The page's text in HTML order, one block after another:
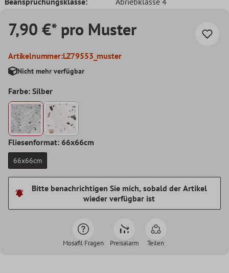
7,90 €* pro Muster
Artikelnummer:LZ79553_muster
Nicht mehr verfügbar
Farbe: Silber
Fliesenformat: 66x66cm
66x66cm
Bitte benachrichtigen Sie mich, sobald der Artikel
wieder verfügbar ist
Mosafil Fragen Preisalarm Teilen